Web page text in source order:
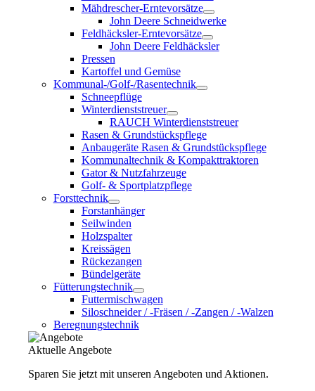
Mähdrescher-Erntevorsätze
John Deere Schneidwerke
Feldhäcksler-Erntevorsätze
John Deere Feldhäcksler
Pressen
Kartoffel und Gemüse
Kommunal-/Golf-/Rasentechnik
Schneepflüge
Winterdienststreuer
RAUCH Winterdienststreuer
Rasen & Grundstückspflege
Anbaugeräte Rasen & Grundstückspflege
Kommunaltechnik & Kompakttraktoren
Gator & Nutzfahrzeuge
Golf- & Sportplatzpflege
Forsttechnik
Forstanhänger
Seilwinden
Holzspalter
Kreissägen
Rückezangen
Bündelgeräte
Fütterungstechnik
Futtermischwagen
Siloschneider / -Fräsen / -Zangen / -Walzen
Beregnungstechnik
Aktuelle Angebote
Sparen Sie jetzt mit unseren Angeboten und Aktionen.